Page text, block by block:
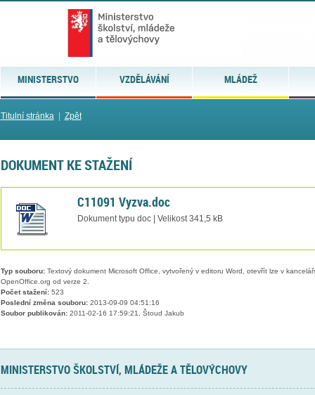
MINISTERSTVO VZDĚLÁVÁNÍ MLÁDEŽ
Titulní stránka| Zpět
DOKUMENT KE STAŽENÍ
C11091 Vyzva.doc
Dokument typu doc | Velikost 341,5 kB
Typ souboru:Textový dokument Microsoft Office, vytvořený v editoru Word, otevřít lze v
OpenOffice.org od verze 2.
Počet stažení:523
Poslední změna souboru:2013-09-09 04:51:16
Soubor publikován:2011-02-16 17:59:21, Štoud Jakub
MINISTERSTVO ŠKOLSTVÍ, MLÁDEŽE A TĚLOVÝCHOVY